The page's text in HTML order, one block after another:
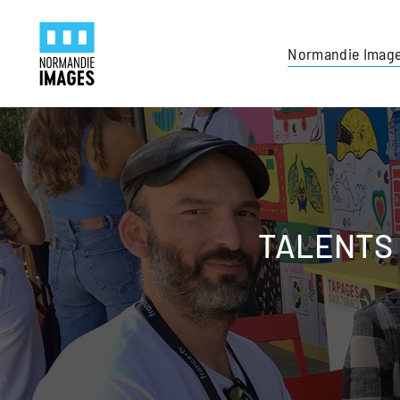
Skip to main content
Normandie
TALENTS